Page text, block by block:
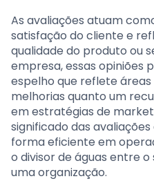
As avaliações atuam
satisfação do cliente e
qualidade do produto ou
empresa, essas opiniões
espelho que reflete
melhorias quanto um
em estratégias de
significado das
forma eficiente em
o divisor de águas entre
uma organização.